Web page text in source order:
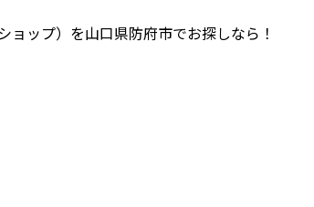
ョップ）を山口県防府市でお探しなら！